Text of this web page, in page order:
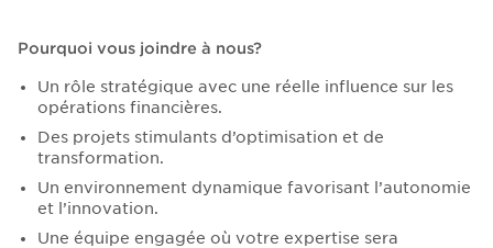
Pourquoi vous joindre à nous?
Un rôle stratégique avec une réelle influence sur les
opérations financières.
Des projets stimulants d’optimisation et de
transformation.
Un environnement dynamique favorisant l’autonomie
et l’innovation.
Une équipe engagée où votre expertise sera